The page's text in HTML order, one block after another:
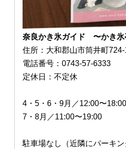
奈良かき氷ガイド 〜かき
住所：大和郡山市筒井町724-
電話番号：0743-57-6333
定休日：不定休
4・5・6・9月／12:00〜18:00
7・8月／11:00〜19:00
駐車場なし（近隣にパーキン